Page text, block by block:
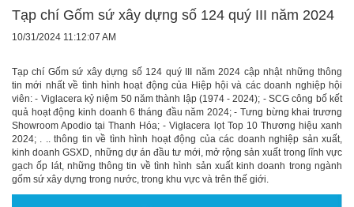
Tạp chí Gốm sứ xây dựng số 124 quý III năm 2024
10/31/2024 11:12:07 AM
Tạp chí Gốm sứ xây dựng số 124 quý III năm 2024 cập nhật những thông
tin mới nhất về tình hình hoạt động của Hiệp hội và các doanh nghiệp hội
viên: - Viglacera kỷ niệm 50 năm thành lập (1974 - 2024); - SCG công bố kết
quả hoạt động kinh doanh 6 tháng đầu năm 2024; - Tưng bừng khai trương
Showroom Apodio tại Thanh Hóa; - Viglacera lọt Top 10 Thương hiệu xanh
2024; . .. thông tin về tình hình hoạt động của các doanh nghiệp sản xuất,
kinh doanh GSXD, những dự án đầu tư mới, mở rộng sản xuất trong lĩnh vực
gạch ốp lát, những thông tin về tình hình sản xuất kinh doanh trong ngành
gốm sứ xây dựng trong nước, trong khu vực và trên thế giới.